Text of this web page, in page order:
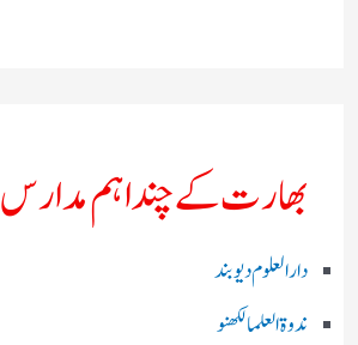
بھارت کے چند اہم مدارس
دارالعلوم دیوبند
ندوۃالعلما لکھنو